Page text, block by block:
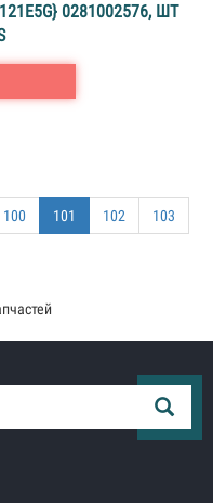
0281002576, ШТ
100 101 102 103